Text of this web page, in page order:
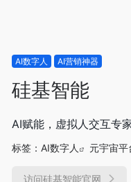
AI数字人 AI营销神器
硅基智能
AI赋能，虚拟人交互专
标签： AI数字人 元宇宙平
访问硅基智能官网